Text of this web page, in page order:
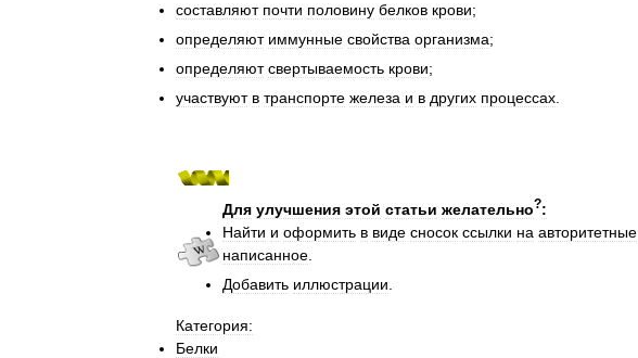
составляют почти половину белков крови;
определяют иммунные свойства организма;
определяют свертываемость крови;
участвуют в транспорте железа и в других процессах
Для улучшения этой статьи желательно?:
Найти и оформить в виде сносок ссылки на авторитетные
написанное
Добавить иллюстрации
Категория:
Белки